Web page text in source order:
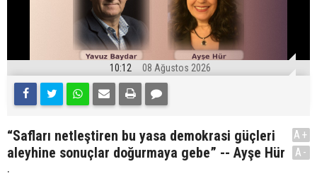
10:12 08 Ağustos 2026
“Safları netleştiren bu yasa demokrasi güçleri
aleyhine sonuçlar doğurmaya gebe” -- Ayşe Hür
.
A+
A-